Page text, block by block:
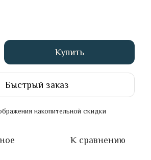
Купить
Быстрый заказ
накопительной скидки
К сравнению